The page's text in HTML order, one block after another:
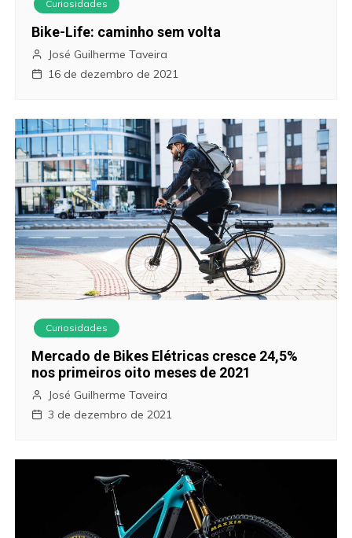
Curiosidades
Bike-Life: caminho sem volta
José Guilherme Taveira
16 de dezembro de 2021
Curiosidades
Mercado de Bikes Elétricas cresce 24,5%
nos primeiros oito meses de 2021
José Guilherme Taveira
3 de dezembro de 2021